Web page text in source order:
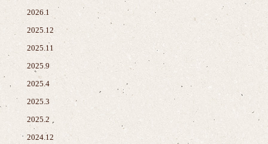
2026.1
2025.12
2025.11
2025.9
2025.4
2025.3
2025.2
2024.12